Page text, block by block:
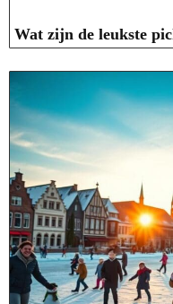
Wat zijn de leukste